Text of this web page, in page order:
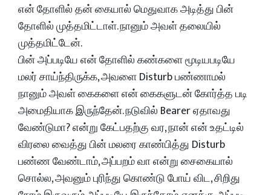
என் தோளில் தன் கையால் மெதுவாக அடித்து பின்
தோளில் முத்தமிட்டாள். நானும் அவள் தலையில்
முத்தமிட்டேன்.
பின் அப்படியே என் தோளில் கண்களை மூடியபடியே
மலர் சாய்ந்திருக்க, அவளை Disturb பண்ணாமல்
நானும் அவள் கைகளை என் கைகளுடன் கோர்த்த படி
அமைதியாக இருந்தேன். நடுவில் Bearer ஏதாவது
வேண்டுமா? என்று கேட்பதற்கு வர, நான் என் உதட்டில்
விரலை வைத்து பின் மலரை காண்பித்து Disturb
பண்ண வேண்டாம், அப்பறம் வா என்று சைகையால்
சொல்ல, அவனும் புரிந்து கொண்டு போய் விட, சிறிது